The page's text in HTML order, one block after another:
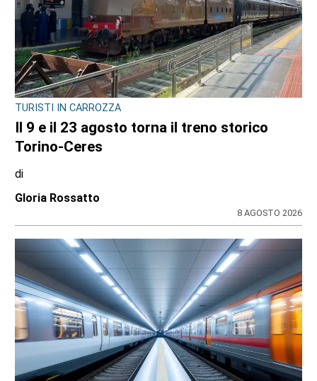
TURISTI IN CARROZZA
Il 9 e il 23 agosto torna il treno storico
Torino-Ceres
di
Gloria Rossatto
8 AGOSTO 2026